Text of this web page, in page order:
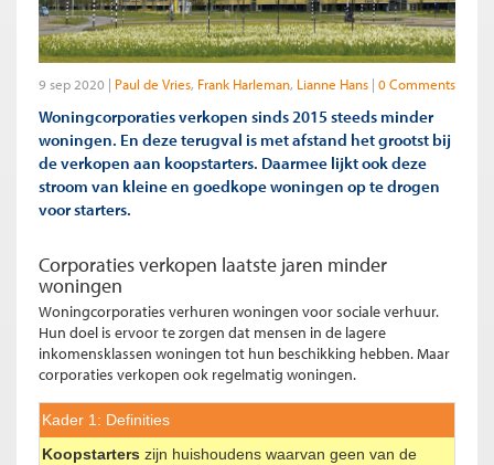
9 sep 2020 Paul de Vries Frank Harleman Lianne Hans 0 Comments
Woningcorporaties verkopen sinds 2015 steeds minder
woningen. En deze terugval is met afstand het grootst bij
de verkopen aan koopstarters. Daarmee lijkt ook deze
stroom van kleine en goedkope woningen op te drogen
voor starters.
Corporaties verkopen laatste jaren minder
woningen
Woningcorporaties verhuren woningen voor sociale verhuur.
Hun doel is ervoor te zorgen dat mensen in de lagere
inkomensklassen woningen tot hun beschikking hebben. Maar
corporaties verkopen ook regelmatig woningen.
Kader 1: Definities
Koopstarters zijn huishoudens waarvan geen van de